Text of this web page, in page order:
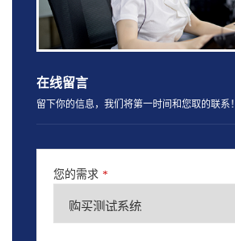
在线留言
留下你的信息，我们将第一时间和您取的联系！
您的需求 *